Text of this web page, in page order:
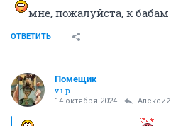
мне, пожалуйста, к бабам
ОТВЕТИТЬ
Помещик
v.i.p.
14 октября 2024 Алексий